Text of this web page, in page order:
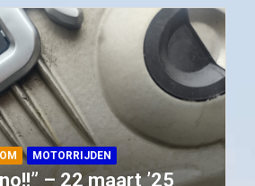
MOTORRIJDEN
– 22 maart ’25